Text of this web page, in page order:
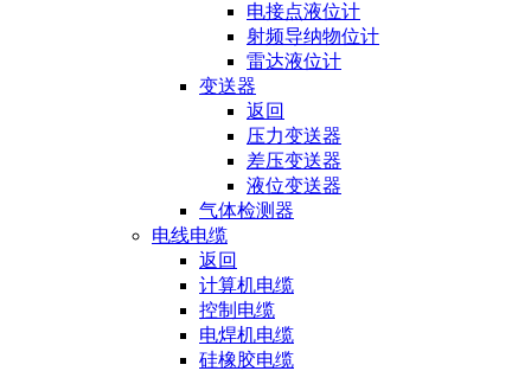
电接点液位计
射频导纳物位计
雷达液位计
变送器
返回
压力变送器
差压变送器
液位变送器
气体检测器
电线电缆
返回
计算机电缆
控制电缆
电焊机电缆
硅橡胶电缆